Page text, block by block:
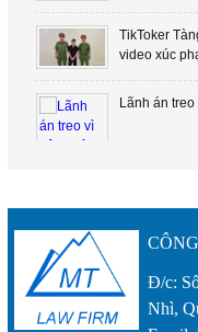
TikToker
video xúc
Lãnh án treo
Khởi tố hai
trong nhà vệ
Phạt đến
Đ/c:
Nhì,